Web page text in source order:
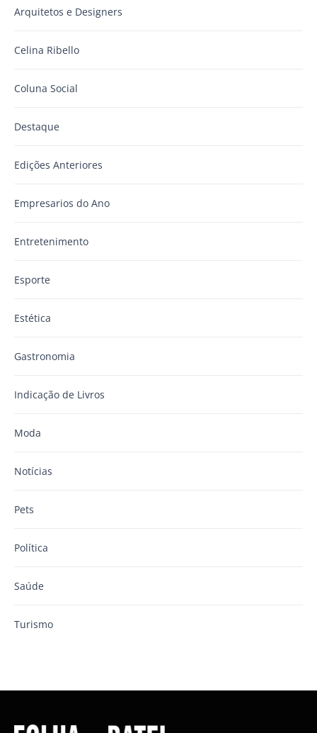
Arquitetos e Designers
Celina Ribello
Coluna Social
Destaque
Edições Anteriores
Empresarios do Ano
Entretenimento
Esporte
Estética
Gastronomia
Indicação de Livros
Moda
Notícias
Pets
Política
Saúde
Turismo